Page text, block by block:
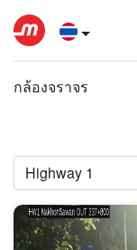
กล้องจราจร